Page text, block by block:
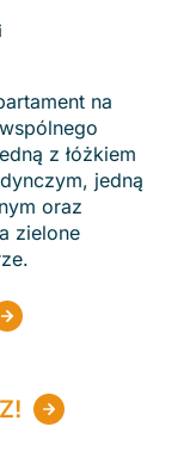
na
z łóżkiem
jedną
oraz
zielone